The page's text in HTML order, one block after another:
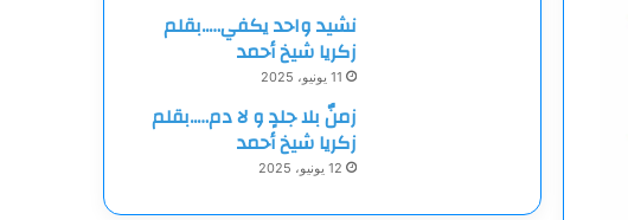
نشيد واحد يكفي…..بقلم
زكريا شيخ أحمد
11 يونيو، 2025
زمنٌ بلا جلدٍ و لا دم…..بقلم
زكريا شيخ أحمد
12 يونيو، 2025